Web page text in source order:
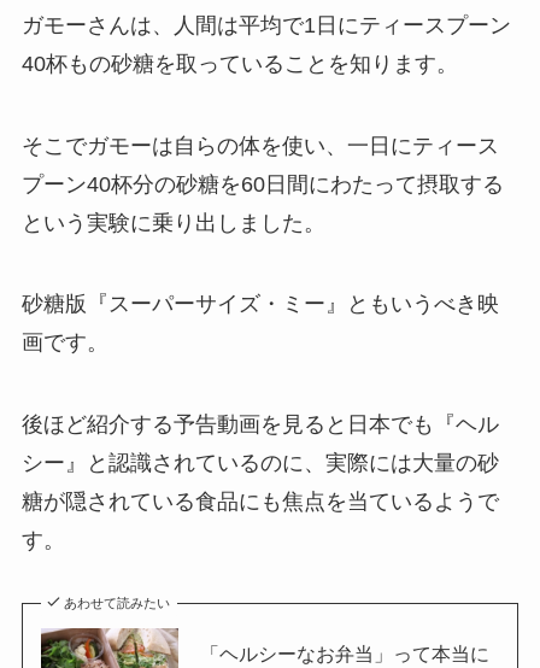
ガモーさんは、人間は平均で1日にティースプーン
40杯もの砂糖を取っていることを知ります。
そこでガモーは自らの体を使い、一日にティース
プーン40杯分の砂糖を60日間にわたって摂取する
という実験に乗り出しました。
砂糖版『スーパーサイズ・ミー』ともいうべき映
画です。
後ほど紹介する予告動画を見ると日本でも『ヘル
シー』と認識されているのに、実際には大量の砂
糖が隠されている食品にも焦点を当ているようで
す。
あわせて読みたい
「ヘルシーなお弁当」って本当に